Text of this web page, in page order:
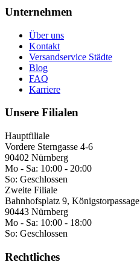
Unternehmen
Über uns
Kontakt
Versandservice Städte
Blog
FAQ
Karriere
Unsere Filialen
Hauptfiliale
Vordere Sterngasse 4-6
90402 Nürnberg
Mo - Sa: 10:00 - 20:00
So: Geschlossen
Zweite Filiale
Bahnhofsplatz 9, Königstorpassage
90443 Nürnberg
Mo - Sa: 10:00 - 18:00
So: Geschlossen
Rechtliches